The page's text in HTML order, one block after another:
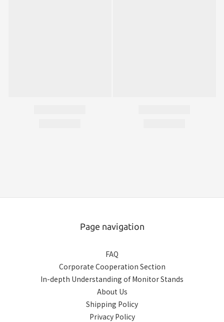
Page navigation
FAQ
Corporate Cooperation Section
In-depth Understanding of Monitor Stands
About Us
Shipping Policy
Privacy Policy